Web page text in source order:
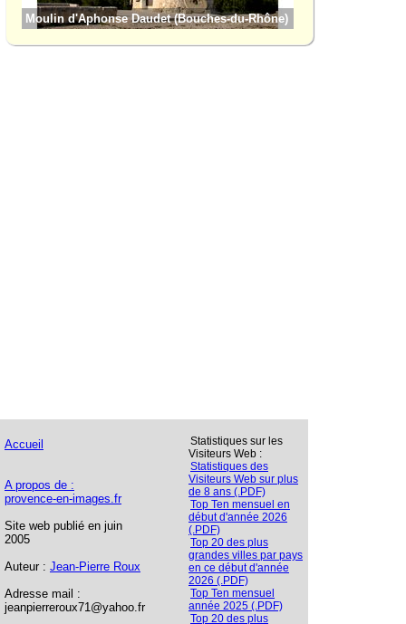
Moulin d'Aphonse Daudet (Bouches-du-Rhône)
Accueil
A propos de :
provence-en-images.fr
Site web publié en juin
2005
Auteur : Jean-Pierre Roux
Adresse mail :
jeanpierreroux71@yahoo.fr
Statistiques sur les
Visiteurs Web :
Statistiques des
Visiteurs Web sur plus
de 8 ans (.PDF)
Top Ten mensuel en
début d'année 2026
(.PDF)
Top 20 des plus
grandes villes par pays
en ce début d'année
2026 (.PDF)
Top Ten mensuel
année 2025 (.PDF)
Top 20 des plus